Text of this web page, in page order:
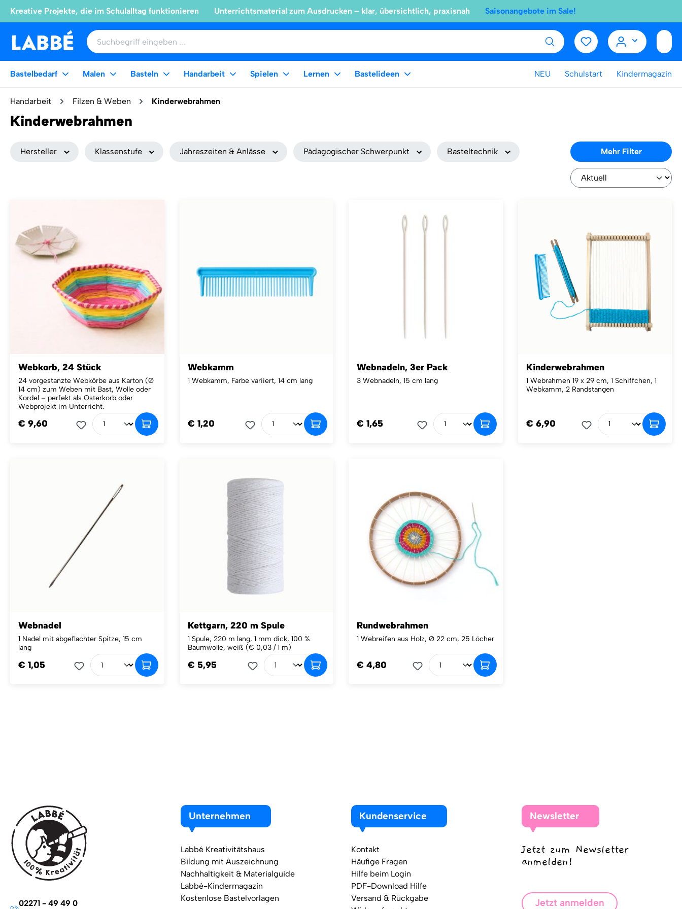
Kreative Projekte, die im Schulalltag funktionieren Unterrichtsmaterial zum Ausdrucken – klar, übersichtlich, praxisnah Saisonangebote im Sale!
Bastelbedarf Malen Basteln Handarbeit Spielen Lernen Bastelideen NEU Schulstart Kindermagazin
Handarbeit Filzen & Weben Kinderwebrahmen
Kinderwebrahmen
Hersteller Klassenstufe Jahreszeiten & Anlässe Pädagogischer Schwerpunkt Basteltechnik Mehr Filter
Webkorb, 24 Stück
24 vorgestanzte Webkörbe aus Karton (Ø
14 cm) zum Weben mit Bast, Wolle oder
Kordel – perfekt als Osterkorb oder
Webprojekt im Unterricht.
€ 9,60
Webkamm
1 Webkamm, Farbe variiert, 14 cm lang
€ 1,20
Webnadeln, 3er Pack
3 Webnadeln, 15 cm lang
€ 1,65
Kinderwebrahmen
1 Webrahmen 19 x 29 cm, 1 Schiffchen, 1
Webkamm, 2 Randstangen
€ 6,90
Webnadel
1 Nadel mit abgeflachter Spitze, 15 cm
lang
€ 1,05
Kettgarn, 220 m Spule
1 Spule, 220 m lang, 1 mm dick, 100 %
Baumwolle, weiß (€ 0,03 / 1 m)
€ 5,95
Rundwebrahmen
1 Webreifen aus Holz, Ø 22 cm, 25 Löcher
€ 4,80
02271 - 49 49 0
Unternehmen
Labbé Kreativitätshaus
Bildung mit Auszeichnung
Nachhaltigkeit & Materialguide
Labbé-Kindermagazin
Kostenlose Bastelvorlagen
Kundenservice
Kontakt
Häufige Fragen
Hilfe beim Login
PDF-Download Hilfe
Versand & Rückgabe
Newsletter
Jetzt zum Newsletter
anmelden!
Jetzt anmelden